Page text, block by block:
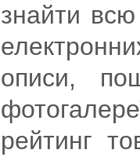
знайти
описи,
рейтинг